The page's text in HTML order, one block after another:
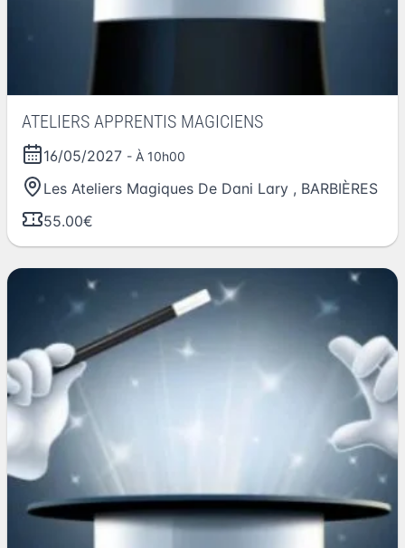
ATELIERS APPRENTIS MAGICIENS
16/05/2027 - À 10h00
Les Ateliers Magiques De Dani Lary , BARBIÈRES
55.00€